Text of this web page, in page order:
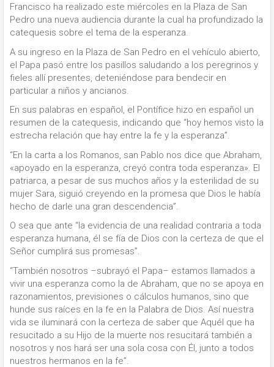
Francisco ha realizado este miércoles en la Plaza de San
Pedro una nueva audiencia durante la cual ha profundizado la
catequesis sobre el tema de la esperanza.
A su ingreso en la Plaza de San Pedro en el vehículo abierto,
el Papa pasó entre los pasillos saludando a los peregrinos y
fieles allí presentes, deteniéndose para bendecir en
particular a niños y ancianos.
En sus palabras en español, el Pontífice hizo en español un
resumen de la catequesis, indicando que “hoy hemos visto la
estrecha relación que hay entre la fe y la esperanza”.
“En la carta a los Romanos, san Pablo nos dice que Abraham,
«apoyado en la esperanza, creyó contra toda esperanza». El
patriarca, a pesar de sus muchos años y la esterilidad de su
mujer Sara, siguió creyendo en la promesa que Dios le había
hecho de darle una gran descendencia”.
O sea que ante “la evidencia de una realidad contraria a toda
esperanza humana, él se fía de Dios con la certeza de que el
Señor cumplirá sus promesas”.
“También nosotros –subrayó el Papa– estamos llamados a
vivir una esperanza como la de Abraham, que no se apoya en
razonamientos, previsiones o cálculos humanos, sino que
hunde sus raíces en la fe en la Palabra de Dios. Así nuestra
vida se iluminará con la certeza de saber que Aquél que ha
resucitado a su Hijo de la muerte nos resucitará también a
nosotros y nos hará ser una sola cosa con Él, junto a todos
nuestros hermanos en la fe”.